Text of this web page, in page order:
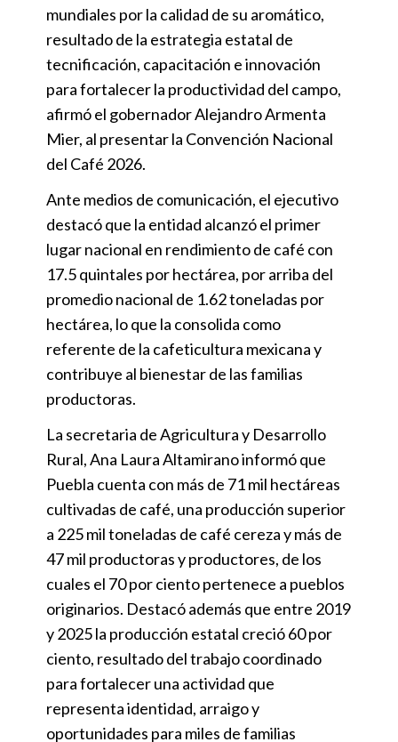
mundiales por la calidad de su aromático,
resultado de la estrategia estatal de
tecnificación, capacitación e innovación
para fortalecer la productividad del campo,
afirmó el gobernador Alejandro Armenta
Mier, al presentar la Convención Nacional
del Café 2026.
Ante medios de comunicación, el ejecutivo
destacó que la entidad alcanzó el primer
lugar nacional en rendimiento de café con
17.5 quintales por hectárea, por arriba del
promedio nacional de 1.62 toneladas por
hectárea, lo que la consolida como
referente de la cafeticultura mexicana y
contribuye al bienestar de las familias
productoras.
La secretaria de Agricultura y Desarrollo
Rural, Ana Laura Altamirano informó que
Puebla cuenta con más de 71 mil hectáreas
cultivadas de café, una producción superior
a 225 mil toneladas de café cereza y más de
47 mil productoras y productores, de los
cuales el 70 por ciento pertenece a pueblos
originarios. Destacó además que entre 2019
y 2025 la producción estatal creció 60 por
ciento, resultado del trabajo coordinado
para fortalecer una actividad que
representa identidad, arraigo y
oportunidades para miles de familias